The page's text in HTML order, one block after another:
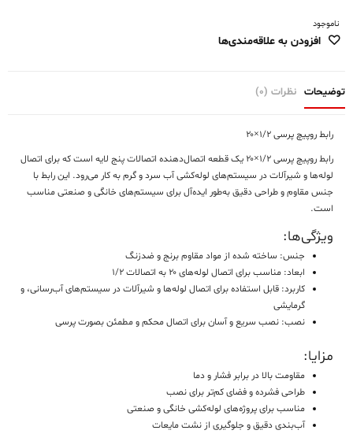
ناموجود
افزودن به علاقه‌مندی‌ها
توضیحات نظرات (0)
رابط روپیچ پرسی ۱/۲×۲۰
رابط روپیچ پرسی ۱/۲×۲۰
یک قطعه اتصال‌دهنده اتصالات پنج لایه است که برای اتصال
لوله‌ها و شیرآلاتدر سیستم‌های لوله‌کشی آب سرد و گرم به کار می‌رود. این رابط با
جنس مقاوم و طراحی دقیقبه‌طور ایده‌آل برای سیستم‌های خانگی و صنعتی مناسب
است.
ویژگی‌ها:
جنس: ساخته شده از مواد مقاومبرنج و ضدزنگ
ابعاد: مناسب برای اتصال لوله‌های ۲۰ به اتصالات ۱/۲
کاربرد: قابل استفاده برای اتصال لوله‌ها و شیرآلات در سیستم‌های آب‌رسانی، و
گرمایشی
نصب: نصب سریع و آسانبرای اتصال محکم و مطمئن بصورت پرسی
مزایا:
مقاومت بالا در برابر فشار و دما
طراحی فشردهو فضای کم‌تر برای نصب
مناسب برایپروژه‌های لوله‌کشی خانگی و صنعتی
آب‌بندی دقیقو جلوگیری از نشت مایعات